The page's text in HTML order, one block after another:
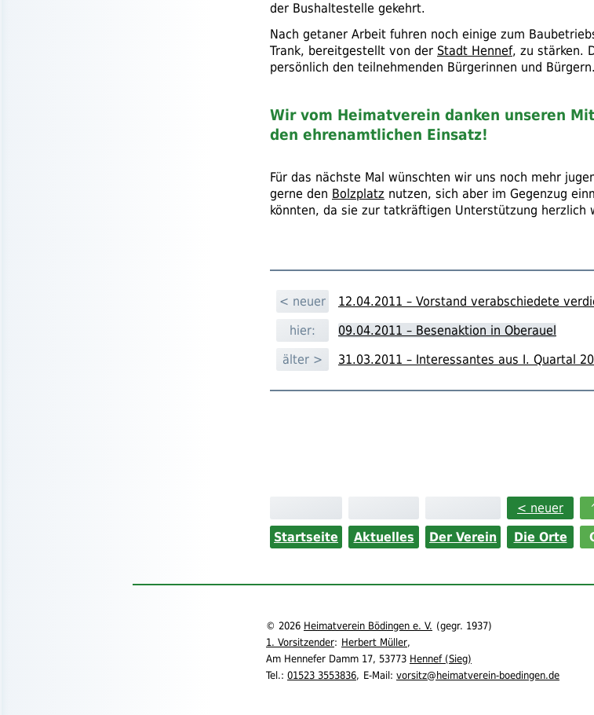
der Bushaltestelle gekehrt.
Nach getaner Arbeit fuhren noch einige zum
Trank, bereitgestellt von der Stadt Hennef, zu stärken.
persönlich den teilnehmenden Bürgerinnen und Bürgern.
Wir vom Heimatverein danken unseren
den ehrenamtlichen Einsatz!
Für das nächste Mal wünschten wir uns noch mehr
gerne den Bolzplatz nutzen, sich aber im Gegenzug
könnten, da sie zur tatkräftigen Unterstützung herzlich
< neuer
12.04.2011 – Vorstand verabschiedete
hier:
09.04.2011 – Besenaktion in Oberauel
älter >
31.03.2011 – Interessantes aus I. Quartal
< neuer
Startseite
Aktuelles Der Verein Die Orte
© 2026 Heimatverein Bödingen e. V. (gegr. 1937)
1. Vorsitzender: Herbert Müller,
Am Hennefer Damm 17, 53773 Hennef (Sieg)
Tel.: 01523 3553836, E-Mail: vorsitz@heimatverein-boedingen.de